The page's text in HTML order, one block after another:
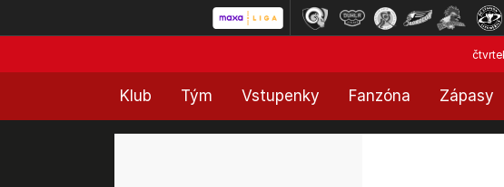
Klub Tým Vstupenky Fanzóna Zápasy